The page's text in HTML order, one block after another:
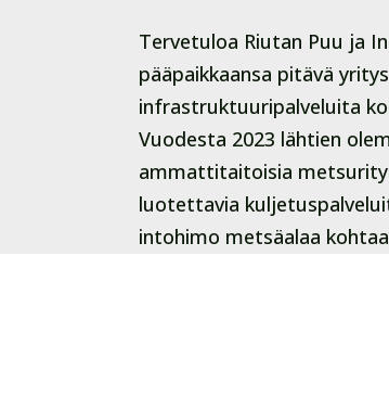
Tervetuloa Riutan Puu ja
pääpaikkaansa pitävä
infrastruktuuripalveluita
Vuodesta 2023 lähtien
ammattitaitoisia
luotettavia
intohimo metsäalaa